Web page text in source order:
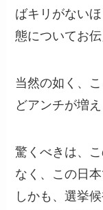
ばキリがない
態についてお伝
当然の如く、
どアンチが増
驚くべきは、
なく、この日
しかも、選挙